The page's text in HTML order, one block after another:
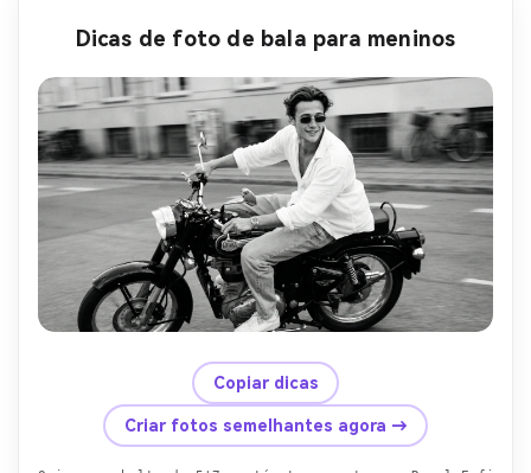
Dicas de foto de bala para meninos
Copiar dicas
Criar fotos semelhantes agora →